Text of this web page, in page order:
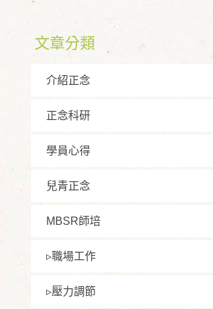
文章分類
介紹正念
正念科研
學員⼼得
兒青正念
MBSR師培
▹職場⼯作
▹壓⼒調節